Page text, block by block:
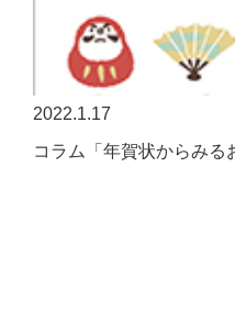
2022.1.17
コラム「年賀状からみる